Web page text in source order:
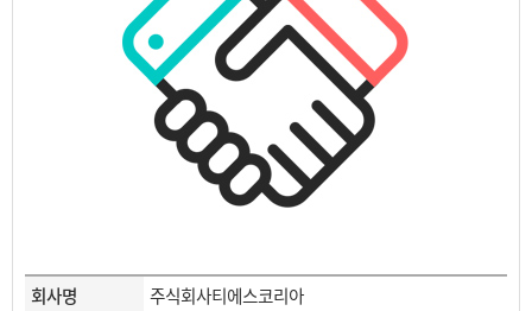
회사명
주식회사티에스코리아